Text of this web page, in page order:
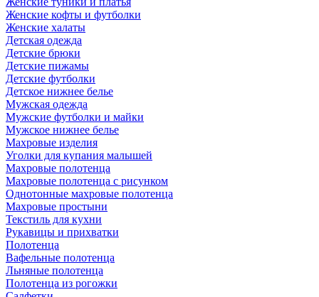
Женские кофты и футболки
Женские халаты
Детская одежда
Детские брюки
Детские пижамы
Детские футболки
Детское нижнее белье
Мужская одежда
Мужские футболки и майки
Мужское нижнее белье
Махровые изделия
Уголки для купания малышей
Махровые полотенца
Махровые полотенца с рисунком
Однотонные махровые полотенца
Махровые простыни
Текстиль для кухни
Рукавицы и прихватки
Полотенца
Вафельные полотенца
Льняные полотенца
Полотенца из рогожки